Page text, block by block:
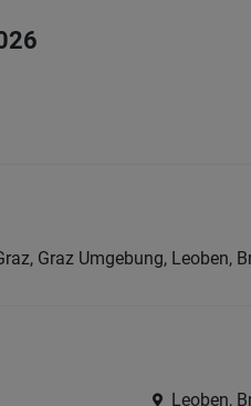
Graz Umgebung, Leoben,
Leoben,